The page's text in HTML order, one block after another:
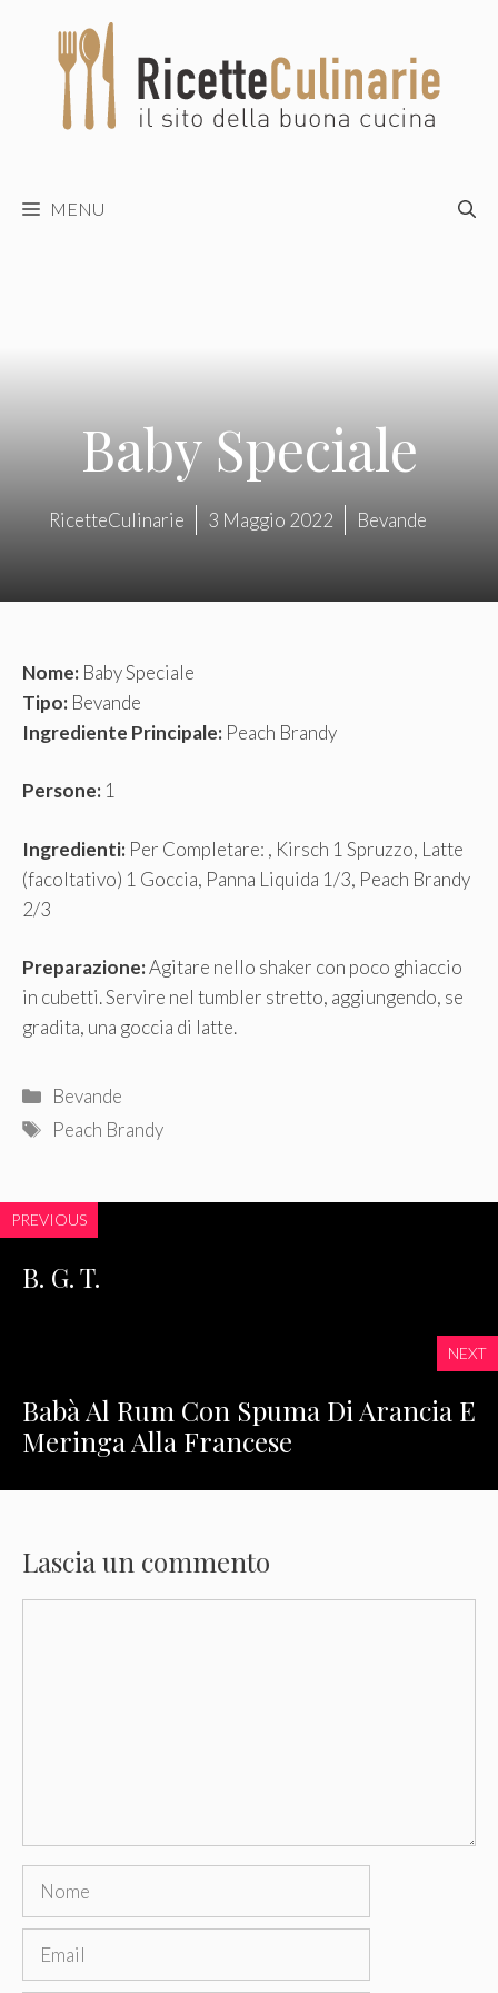
contenuto
MENU
Baby Speciale
RicetteCulinarie 3 Maggio 2022 Bevande
Nome: Baby Speciale
Tipo: Bevande
Ingrediente Principale: Peach Brandy
Persone: 1
Ingredienti: Per Completare: , Kirsch 1 Spruzzo, Latte
(facoltativo) 1 Goccia, Panna Liquida 1/3, Peach Brandy
2/3
Preparazione:Agitare nello shaker con poco ghiaccio
in cubetti. Servire nel tumbler stretto, aggiungendo, se
gradita, una goccia di latte.
Categorie
Bevande
Tag
Peach Brandy
PREVIOUS
B. G. T.
NEXT
Babà Al Rum Con Spuma Di Arancia E
Meringa Alla Francese
Lascia un commento
Nome
Email